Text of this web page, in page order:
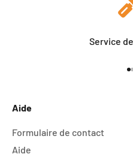
Service
Aide
Formulaire de contact
Aide